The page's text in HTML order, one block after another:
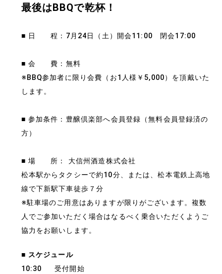
最後はBBQで乾杯！
■ 日 程：7月24日（土）開会11:00 閉会17:00
■ 会 費：無料
※BBQ参加者に限り会費（お1人様￥5,000）を頂戴いた
します。
■ 参加条件：豊醸倶楽部へ会員登録（無料会員登録済の
方）
■ 場 所： 大信州酒造株式会社
松本駅からタクシーで約10分、または、松本電鉄上高地
線で下新駅下車徒歩７分
※駐車場のご用意はありますが限りがございます。複数
人でご参加いただく場合はなるべく乗合いただくようご
協力をお願いします。
■ スケジュール
10:30 受付開始